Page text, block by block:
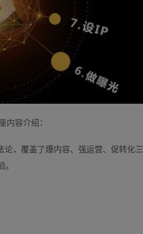
容介绍：
众‮企多‬业检验。